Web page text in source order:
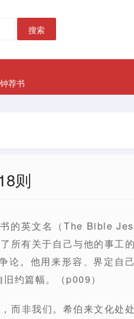
搜索
荐书
则
的英文名（The Bible
所有关于自己与他的事工
论。他用来形容、界定自
约篇幅。（p009）
而非我们。希伯来文化处